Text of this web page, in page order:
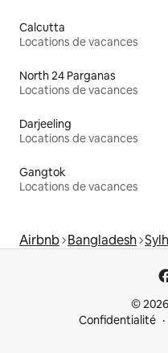
Calcutta
Locations de vacances
North 24 Parganas
Locations de vacances
Darjeeling
Locations de vacances
Gangtok
Locations de vacances
Airbnb Bangladesh
©
Confidentialité